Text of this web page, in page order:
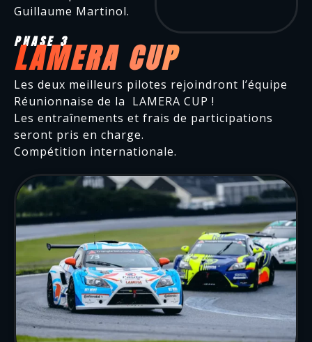
Guillaume Martinol.
PHASE 3
LAMERA CUP
Les deux meilleurs pilotes rejoindront l’équipe
Réunionnaise de la LAMERA CUP !
Les entraînements et frais de participations
seront pris en charge.
Compétition internationale.